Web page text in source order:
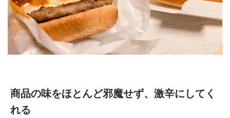
商品の味をほとんど邪魔せず、激辛にしてく
れる